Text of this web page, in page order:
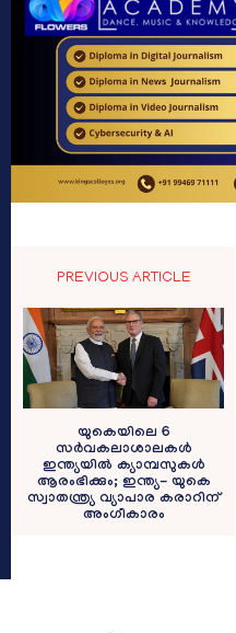
PREVIOUS ARTICLE
യുകെയിലെ 6
സർവകലാശാലകൾ
ഇന്ത്യയിൽ ക്യാമ്പസുകൾ
ആരംഭിക്കും; ഇന്ത്യ- യുകെ
സ്വാതന്ത്ര്യ വ്യാപാര കരാറിന്
അംഗീകാരം